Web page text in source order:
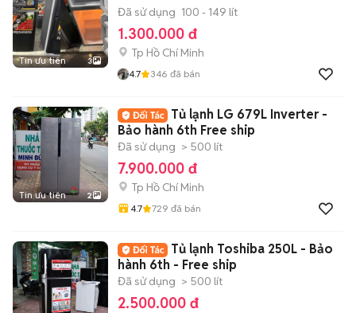
Tin ưu tiên 3
Đã sử dụng 100 - 149 lít
1.300.000 đ
Tp Hồ Chí Minh
4.7 346 đã bán
Tin ưu tiên 2
Tủ lạnh LG 679L Inverter -
Bảo hành 6th Free ship
Đã sử dụng > 500 lít
7.900.000 đ
Tp Hồ Chí Minh
4.7 729 đã bán
Tủ lạnh Toshiba 250L - Bảo
hành 6th - Free ship
Đã sử dụng > 500 lít
2.500.000 đ